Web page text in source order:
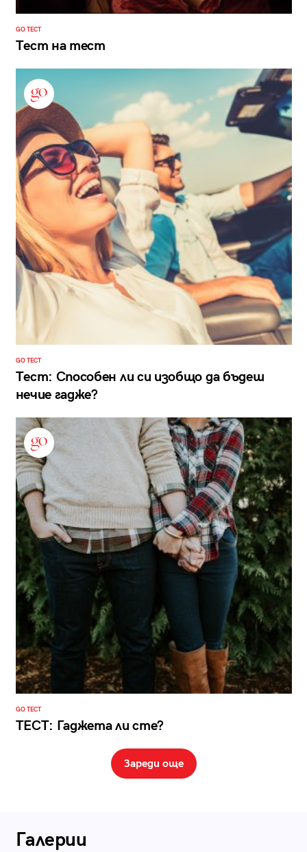
GO ТЕСТ
Тест на тест
GO ТЕСТ
Тест: Способен ли си изобщо да бъдеш
нечие гадже?
GO ТЕСТ
ТЕСТ: Гаджета ли сте?
Зареди още
Галерии